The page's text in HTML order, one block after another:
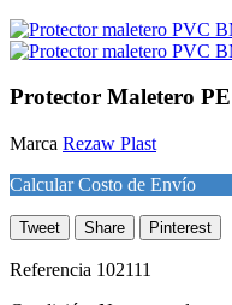
Protector Maletero
Marca Rezaw Plast
Calcular Costo de Envío
Tweet Share Pinterest
Referencia 102111